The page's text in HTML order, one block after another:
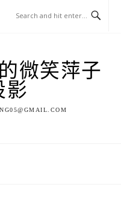
微笑萍子
影